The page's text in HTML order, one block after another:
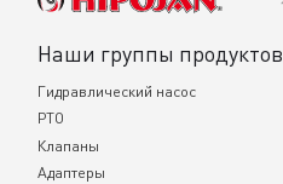
Наши группы продуктов
Гидравлический насос
PTO
Клапаны
Адаптеры